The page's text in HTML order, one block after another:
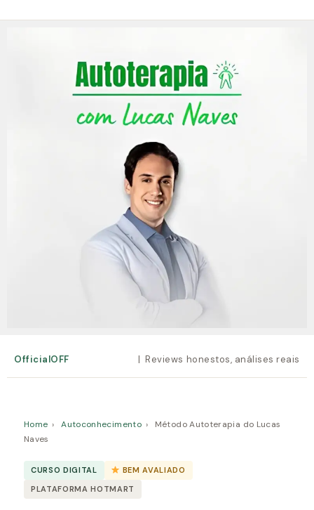
OfficialOFF | Reviews honestos, análises reais
Home › Autoconhecimento ›
Método Autoterapia do Lucas
Naves
CURSO DIGITAL
BEM AVALIADO
PLATAFORMA HOTMART